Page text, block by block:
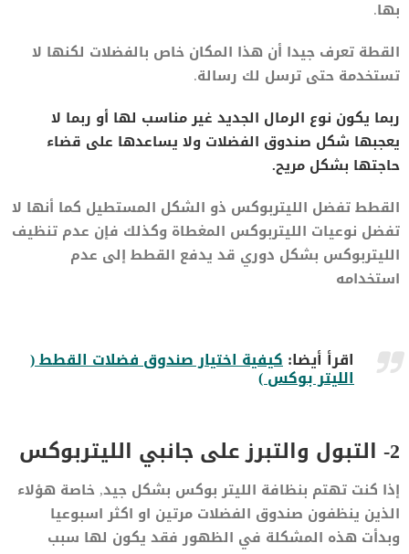
بها.
القطة تعرف جيدا أن هذا المكان خاص بالفضلات لكنها لا
تستخدمة حتى ترسل لك رسالة.
ربما يكون نوع الرمال الجديد غير مناسب لها أو ربما لا
يعجبها شكل صندوق الفضلات ولا يساعدها على قضاء
حاجتها بشكل مريح.
القطط تفضل الليتربوكس ذو الشكل المستطيل كما أنها لا
تفضل نوعيات الليتربوكس المغطاة وكذلك فإن عدم تنظيف
الليتربوكس بشكل دوري قد يدفع القطط إلى عدم
استخدامه
اقرأ أيضا:كيفية اختيار صندوق فضلات القطط (
الليتر بوكس )
2- التبول والتبرز على جانبي الليتربوكس
إذا كنت تهتم بنظافة الليتر بوكس بشكل جيد, خاصة هؤلاء
الذين ينظفون صندوق الفضلات مرتين او اكثر اسبوعيا
وبدأت هذه المشكلة في الظهور فقد يكون لها سبب